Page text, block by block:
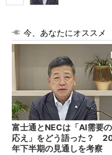
今、あなたにオススメ
富士通とNECは「AI需要
応え」をどう語った？
年下半期の見通しを考察